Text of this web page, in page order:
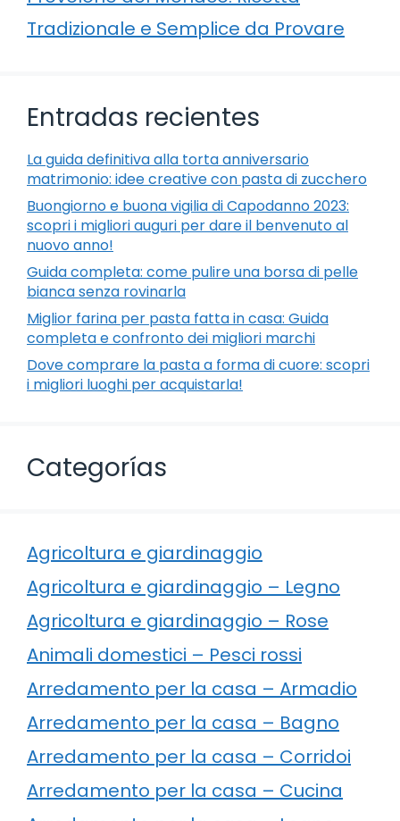
Tradizionale e Semplice da Provare
Entradas recientes
La guida definitiva alla torta anniversario
matrimonio: idee creative con pasta di zucchero
Buongiorno e buona vigilia di Capodanno 2023:
scopri i migliori auguri per dare il benvenuto al
nuovo anno!
Guida completa: come pulire una borsa di pelle
bianca senza rovinarla
Miglior farina per pasta fatta in casa: Guida
completa e confronto dei migliori marchi
Dove comprare la pasta a forma di cuore: scopri
i migliori luoghi per acquistarla!
Categorías
Agricoltura e giardinaggio
Agricoltura e giardinaggio – Legno
Agricoltura e giardinaggio – Rose
Animali domestici – Pesci rossi
Arredamento per la casa – Armadio
Arredamento per la casa – Bagno
Arredamento per la casa – Corridoi
Arredamento per la casa – Cucina